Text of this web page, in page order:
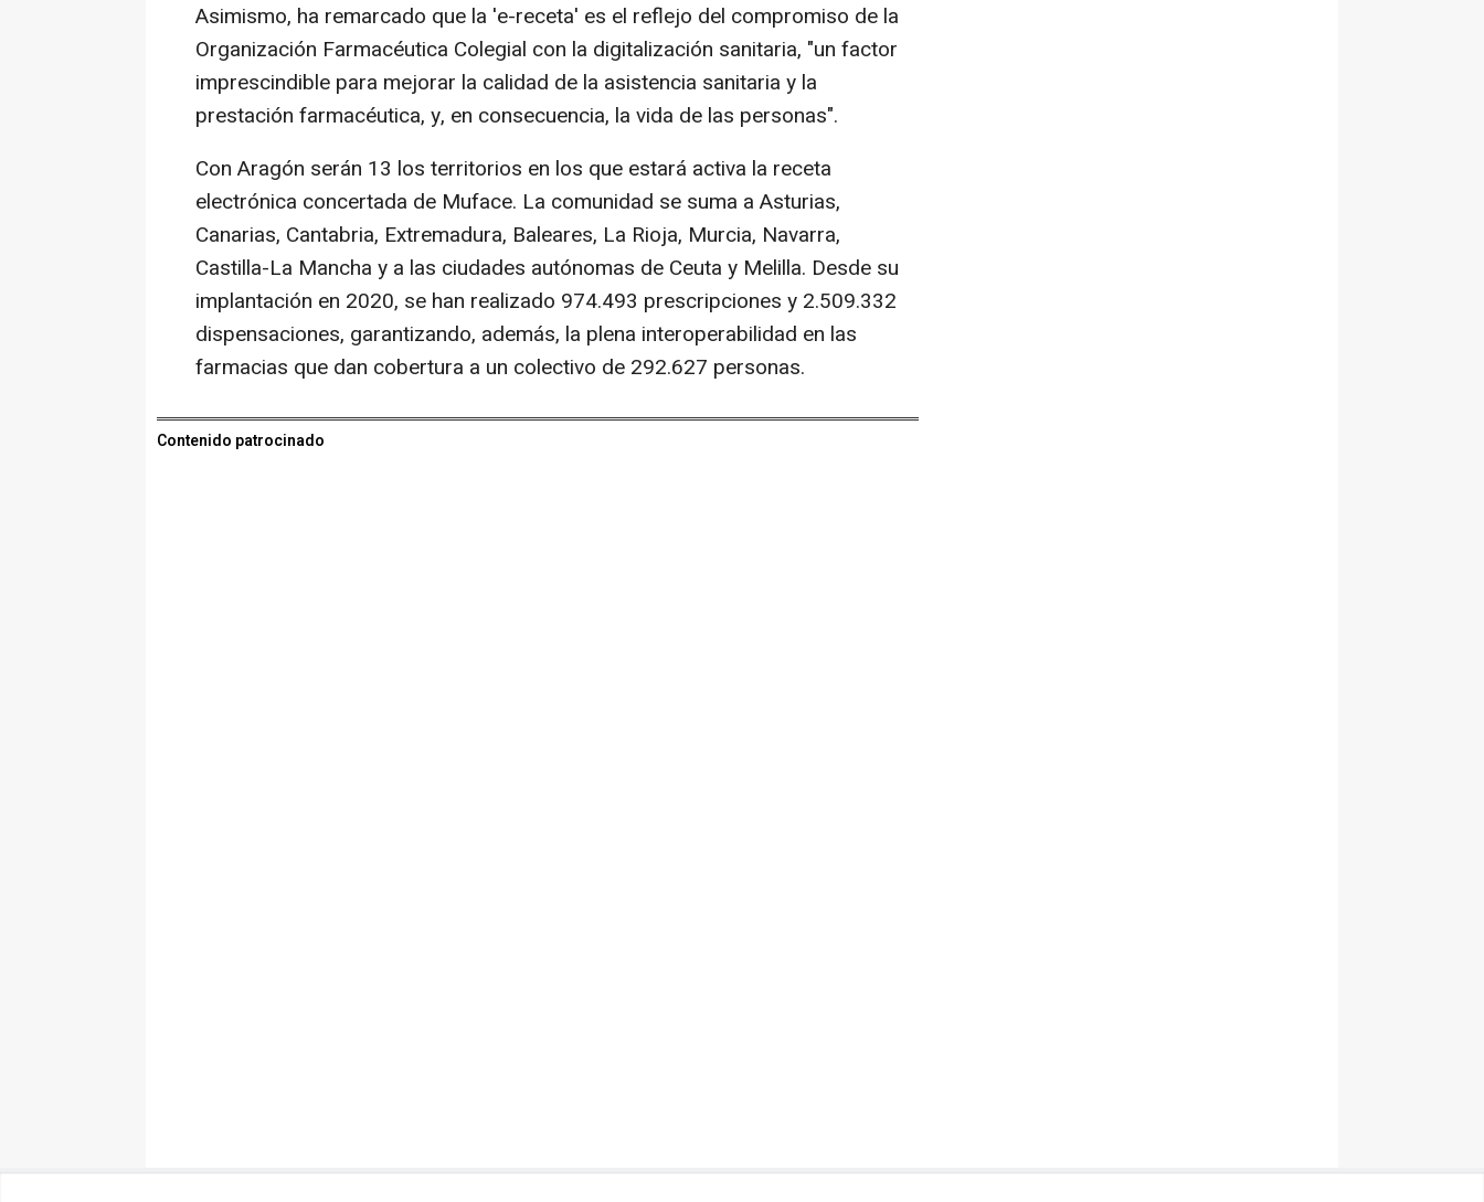
Asimismo, ha remarcado que la 'e-receta' es el reflejo del compromiso de la
Organización Farmacéutica Colegial con la digitalización sanitaria, "un factor
imprescindible para mejorar la calidad de la asistencia sanitaria y la
prestación farmacéutica, y, en consecuencia, la vida de las personas".
Con Aragón serán 13 los territorios en los que estará activa la receta
electrónica concertada de Muface. La comunidad se suma a Asturias,
Canarias, Cantabria, Extremadura, Baleares, La Rioja, Murcia, Navarra,
Castilla-La Mancha y a las ciudades autónomas de Ceuta y Melilla. Desde su
implantación en 2020, se han realizado 974.493 prescripciones y 2.509.332
dispensaciones, garantizando, además, la plena interoperabilidad en las
farmacias que dan cobertura a un colectivo de 292.627 personas.
Contenido patrocinado